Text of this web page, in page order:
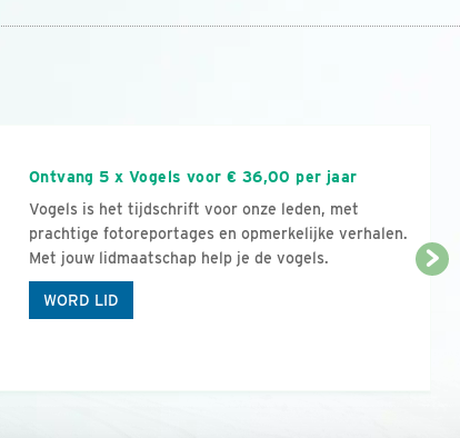
Ontvang 5 x Vogels voor € 36,00 per jaar
Vogels is het tijdschrift voor onze leden, met
prachtige fotoreportages en opmerkelijke verhalen.
Met jouw lidmaatschap help je de vogels.
WORD LID